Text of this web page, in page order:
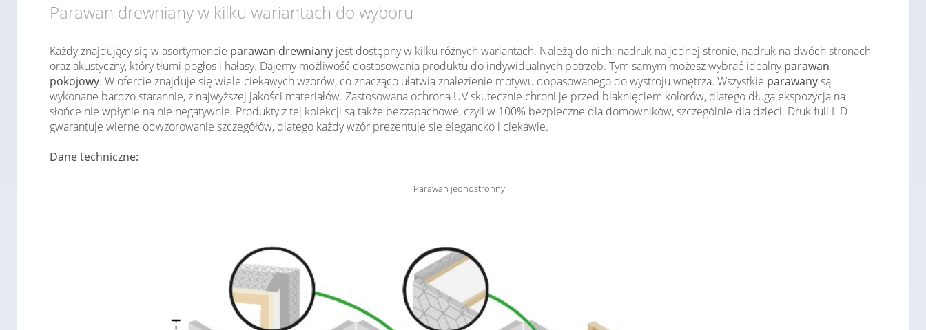
Parawan drewniany w kilku wariantach do wyboru
Każdy znajdujący się w asortymencie parawan drewniany jest dostępny w kilku różnych wariantach. Należą do nich: nadruk na jednej stronie, nadruk na dwóch stronach
oraz akustyczny, który tłumi pogłos i hałasy. Dajemy możliwość dostosowania produktu do indywidualnych potrzeb. Tym samym możesz wybrać idealnyparawan
pokojowy. W ofercie znajduje się wiele ciekawych wzorów, co znacząco ułatwia znalezienie motywu dopasowanego do wystroju wnętrza. Wszystkie parawanysą
wykonane bardzo starannie, z najwyższej jakości materiałów. Zastosowana ochrona UV skutecznie chroni je przed blaknięciem kolorów, dlatego długa ekspozycja na
słońce nie wpłynie na nie negatywnie. Produkty z tej kolekcji są także bezzapachowe, czyli w 100% bezpieczne dla domowników, szczególnie dla dzieci. Druk full HD
gwarantuje wierne odwzorowanie szczegółów, dlatego każdy wzór prezentuje się elegancko i ciekawie.
Dane techniczne:
Parawan jednostronny